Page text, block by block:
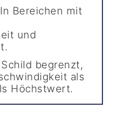
In Bereichen mit
und
begrenzt,
als
Höchstwert.